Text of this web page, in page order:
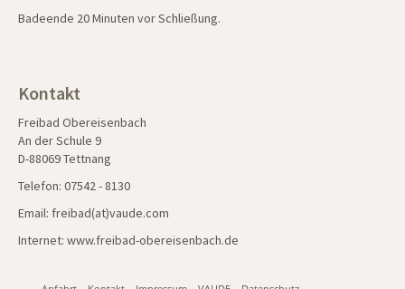
Badeende 20 Minuten vor Schließung.
Kontakt
Freibad Obereisenbach
An der Schule 9
D-88069 Tettnang
Telefon: 07542 - 8130
Email: freibad(at)vaude.com
Internet: www.freibad-obereisenbach.de